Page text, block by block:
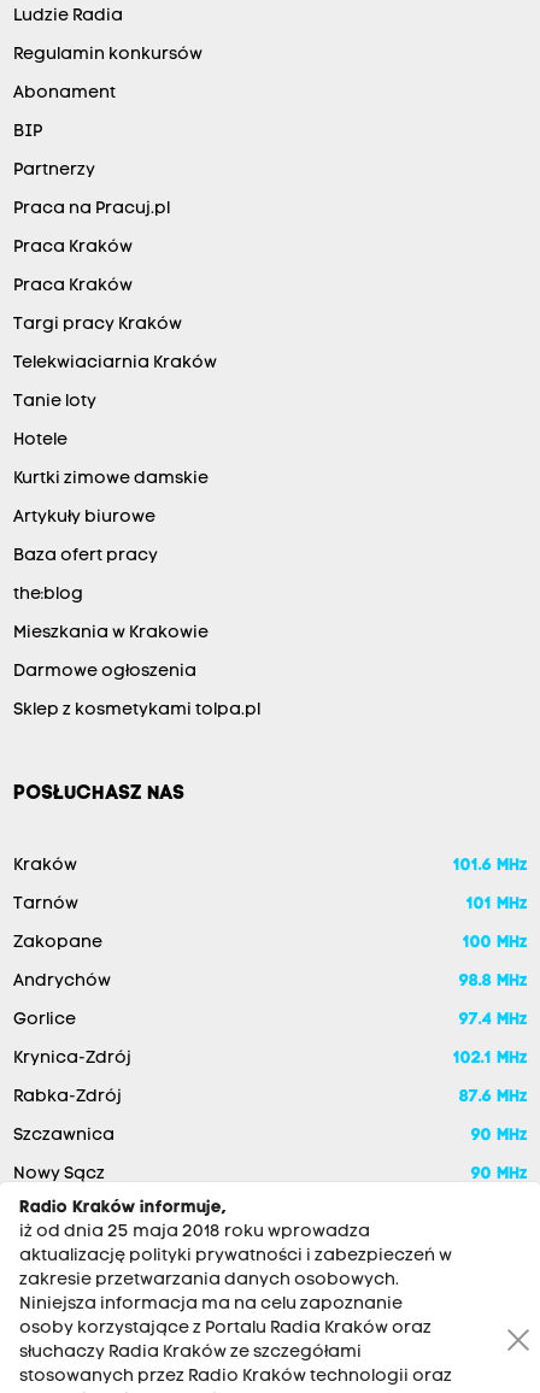
Ludzie Radia
Regulamin konkursów
Abonament
BIP
Partnerzy
Praca na Pracuj.pl
Praca Kraków
Praca Kraków
Targi pracy Kraków
Telekwiaciarnia Kraków
Tanie loty
Hotele
Kurtki zimowe damskie
Artykuły biurowe
Baza ofert pracy
the:blog
Mieszkania w Krakowie
Darmowe ogłoszenia
Sklep z kosmetykami tolpa.pl
POSŁUCHASZ NAS
Kraków 101.6 MHz
Tarnów 101 MHz
Zakopane 100 MHz
Andrychów 98.8 MHz
Gorlice 97.4 MHz
Krynica-Zdrój 102.1 MHz
Rabka-Zdrój 87.6 MHz
Szczawnica 90 MHz
Nowy Sącz 90 MHz
Radio Kraków informuje,
iż od dnia 25 maja 2018 roku wprowadza
aktualizację polityki prywatności i zabezpieczeń w
zakresie przetwarzania danych osobowych.
Niniejsza informacja ma na celu zapoznanie
osoby korzystające z Portalu Radia Kraków oraz
słuchaczy Radia Kraków ze szczegółami
stosowanych przez Radio Kraków technologii oraz